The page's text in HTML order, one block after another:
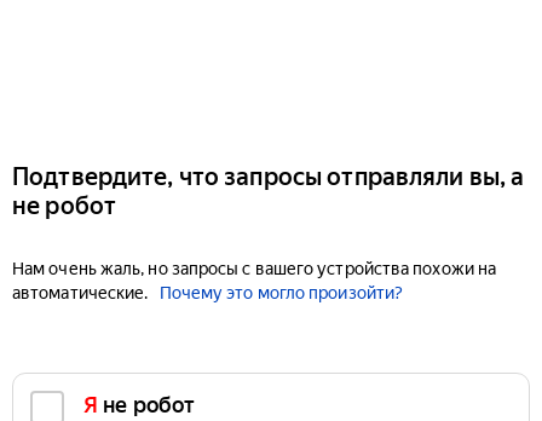
Подтвердите, что запросы отправляли вы, а
не робот
Нам очень жаль, но запросы с вашего устройства похожи на
автоматические.
Почему это могло произойти?
Я не робот